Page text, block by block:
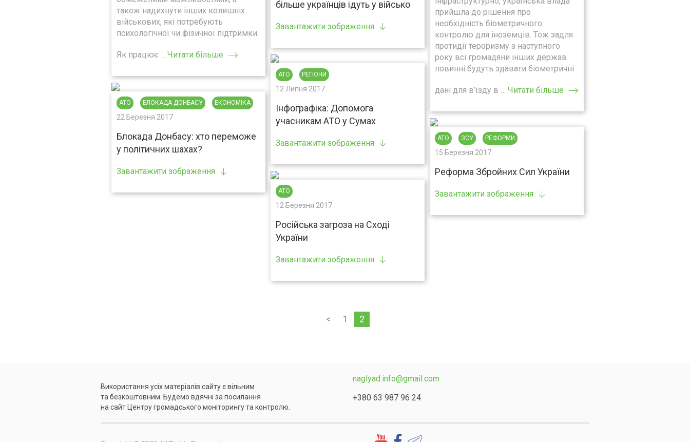
також надихнути інших колишніх
військових, які потребують
психологічної чи фізичної підтримки.
Як працює … Читати більше
прийшла до рішення про
необхідність біометричного
контролю для іноземців. Тож задля
протидії тероризму з наступного
року всі громадяни інших держав
повинні будуть здавати біометричні
дані для в’їзду в … Читати більше
більше українців ідуть у військо
Завантажити зображення
АТО РЕГІОНИ
12 Липня 2017
Інфографіка: Допомога
учасникам АТО у Сумах
Завантажити зображення
АТО БЛОКАДА ДОНБАСУ ЕКОНОМІКА
22 Березня 2017
Блокада Донбасу: хто переможе
у політичних шахах?
Завантажити зображення
АТО ЗСУ РЕФОРМИ
15 Березня 2017
Реформа Збройних Сил України
Завантажити зображення
АТО
12 Березня 2017
Російська загроза на Сході
України
Завантажити зображення
< 1 2
Використання усіх матеріалів сайту є вільним
та безкоштовним. Будемо вдячні за посилання
на сайт Центру громадського моніторингу та контролю.
naglyad.info@gmail.com
+380 63 987 96 24